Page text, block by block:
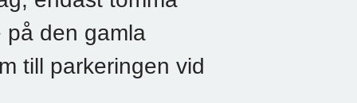
på den gamla
till parkeringen vid